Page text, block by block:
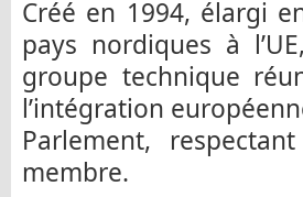
Créé en 1994, élargi
pays nordiques à
groupe technique
l’intégration
Parlement,
membre.